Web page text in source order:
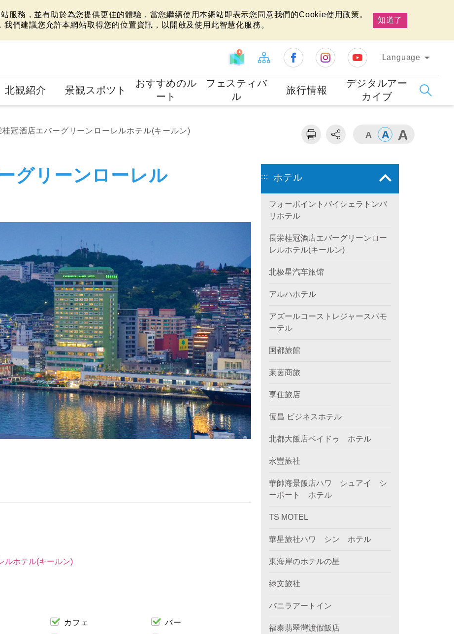
服務，並有助於為您提供更佳的體驗，當您繼續使用本網站即表示您同意我們的Cookie使用政策。
們建議您允許本網站取得您的位置資訊，以開啟及使用此智慧化服務。
知道了
Language
北観紹介 景観スポツト
おすすめのル
ート
フェスティバ
ル
旅行情報
デジタルアー
カイブ
桂冠酒店エバーグリーンローレルホテル(キールン)
グリーンローレル
ルホテル(キールン)
カフェ
バー
::: ホテル
フォーポイントバイシェラトンバ
リホテル
長栄桂冠酒店エバーグリーンロー
レルホテル(キールン)
北极星汽车旅馆
アルハホテル
アズールコーストレジャースパモ
ーテル
国都旅館
莱茵商旅
享住旅店
恆昌 ビジネスホテル
北都大飯店ベイドゥ ホテル
永豐旅社
華帥海景飯店ハワ シュアイ シ
ーポート ホテル
TS MOTEL
華星旅社ハワ シン ホテル
東海岸のホテルの星
緑文旅社
バニラアートイン
福泰翡翠灣渡假飯店